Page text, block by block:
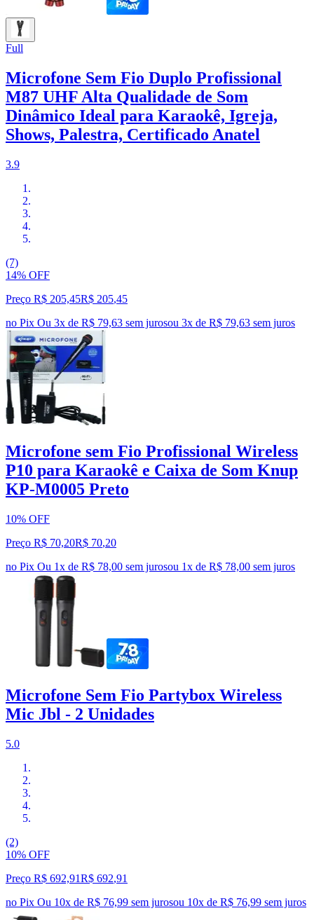
Full
Microfone Sem Fio Duplo Profissional
M87 UHF Alta Qualidade de Som
Dinâmico Ideal para Karaokê, Igreja,
Shows, Palestra, Certificado Anatel
3.9
(7)
14% OFF
Preço R$ 205,45R$ 205,45
no Pix Ou 3x de R$ 79,63 sem jurosou 3x de R$ 79,63 sem juros
Microfone sem Fio Profissional Wireless
P10 para Karaokê e Caixa de Som Knup
KP-M0005 Preto
10% OFF
Preço R$ 70,20R$ 70,20
no Pix Ou 1x de R$ 78,00 sem jurosou 1x de R$ 78,00 sem juros
Microfone Sem Fio Partybox Wireless
Mic Jbl - 2 Unidades
5.0
(2)
10% OFF
Preço R$ 692,91R$ 692,91
no Pix Ou 10x de R$ 76,99 sem jurosou 10x de R$ 76,99 sem juros